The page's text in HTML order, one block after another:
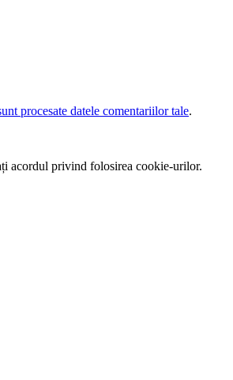
procesate datele comentariilor tale.
acordul privind folosirea cookie-urilor.